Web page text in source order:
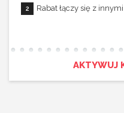
Rabat łączy się z
AKTYWUJ